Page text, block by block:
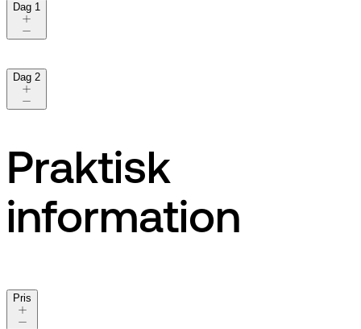
Dag 1
Dag 2
Praktisk
information
Pris